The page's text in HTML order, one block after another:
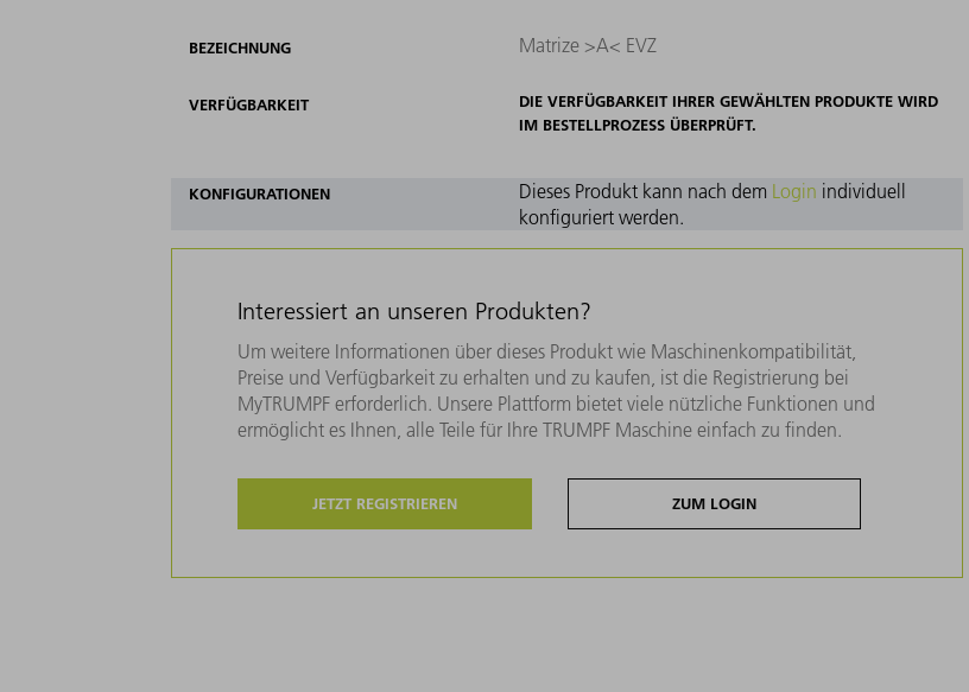
BEZEICHNUNG Matrize >A< EVZ
VERFÜGBARKEIT
DIE VERFÜGBARKEIT IHRER GEWÄHLTEN PRODUKTE WIRD
IM BESTELLPROZESS ÜBERPRÜFT.
KONFIGURATIONEN Dieses Produkt kann nach dem Login individuell
konfiguriert werden.
Interessiert an unseren Produkten?
Um weitere Informationen über dieses Produkt wie Maschinenkompatibilität,
Preise und Verfügbarkeit zu erhalten und zu kaufen, ist die Registrierung bei
MyTRUMPF erforderlich. Unsere Plattform bietet viele nützliche Funktionen und
ermöglicht es Ihnen, alle Teile für Ihre TRUMPF Maschine einfach zu finden.
JETZT REGISTRIEREN ZUM LOGIN